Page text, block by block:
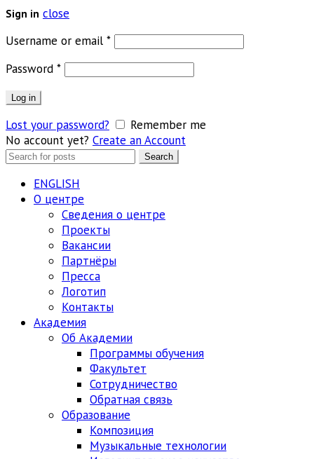
Sign in close
Username or email *Обязательно
Password *Обязательно
Log in
Lost your password?
Remember me
No account yet? Create an Account
Search
Search
ENGLISH
О центре
Сведения о центре
Проекты
Вакансии
Партнёры
Пресса
Логотип
Контакты
Академия
Об Академии
Программы обучения
Факультет
Сотрудничество
Обратная связь
Образование
Композиция
Музыкальные технологии